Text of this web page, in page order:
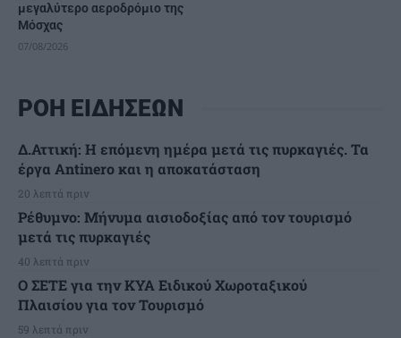
μεγαλύτερο αεροδρόμιο της
Μόσχας
07/08/2026
ΡΟΗ ΕΙΔΗΣΕΩΝ
Δ.Αττική: Η επόμενη ημέρα μετά τις πυρκαγιές. Τα
έργα Antinero και η αποκατάσταση
20 λεπτά πριν
Ρέθυμνο: Μήνυμα αισιοδοξίας από τον τουρισμό
μετά τις πυρκαγιές
40 λεπτά πριν
Ο ΣΕΤΕ για την ΚΥΑ Ειδικού Χωροταξικού
Πλαισίου για τον Τουρισμό
59 λεπτά πριν